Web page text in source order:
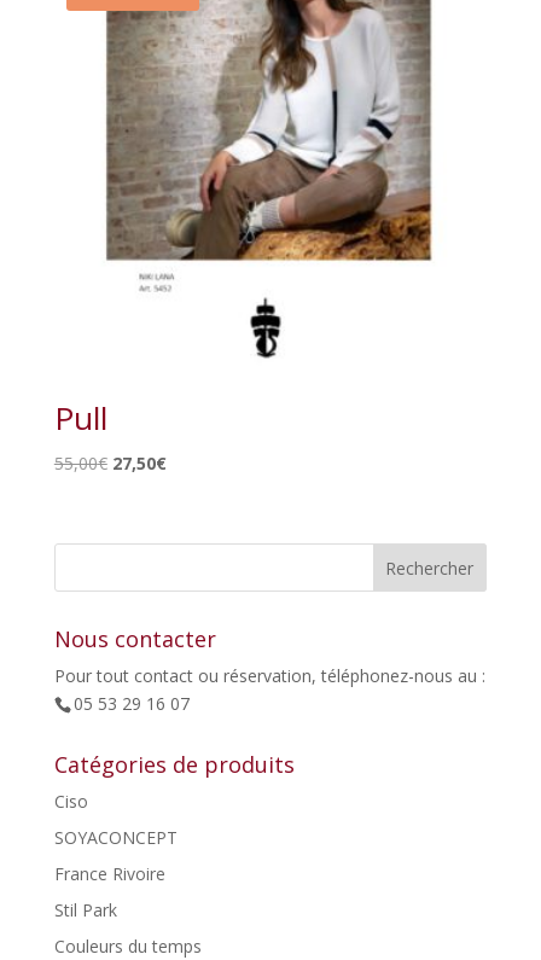
Pull
55,00€ Le
était :
27,50€Le
est :
Nous contacter
Pour tout contact ou réservation, téléphonez-nous au :
05 53 29 16 07
Catégories de produits
Ciso
SOYACONCEPT
France Rivoire
Stil Park
Couleurs du temps